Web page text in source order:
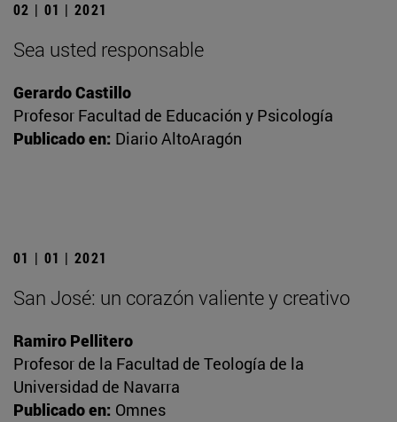
02 | 01 | 2021
Sea usted responsable
Gerardo Castillo
Profesor Facultad de Educación y Psicología
Publicado en: Diario AltoAragón
01 | 01 | 2021
San José: un corazón valiente y creativo
Ramiro Pellitero
Profesor de la Facultad de Teología de la
Universidad de Navarra
Publicado en: Omnes